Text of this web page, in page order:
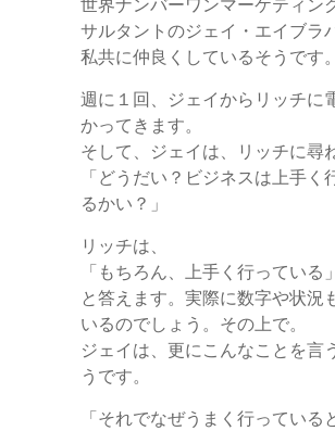
サルタントのジェイ・エイブラ
私共に仲良くしているそうです。
週に１回、ジェイからリッチに
かってきます。
そして、ジェイは、リッチに尋
「どうだい？ビジネスは上手く
るかい？」
リッチは、
「もちろん、上手く行っている」
と答えます。実際に数字や状況
いるのでしょう。その上で。
ジェイは、更にこんなことを言
うです。
「それでなぜうまく行っている